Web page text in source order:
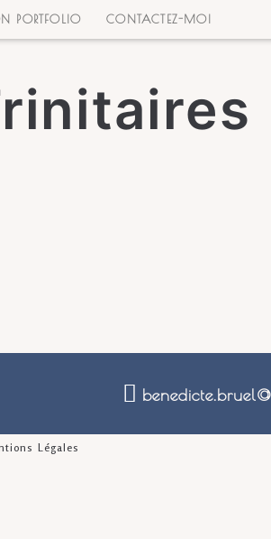
PORTFOLIO CONTACTEZ-MOI
Légales